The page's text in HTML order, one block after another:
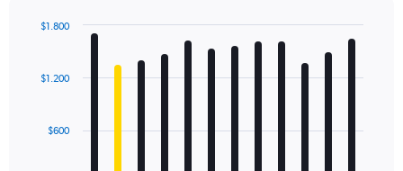
displaying
with
12
The$600
$1.200
$1.800